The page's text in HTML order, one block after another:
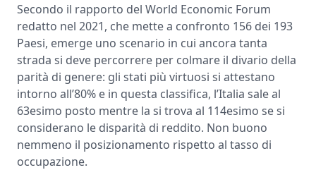
Secondo il rapporto del World Economic Forum
redatto nel 2021, che mette a confronto 156 dei 193
Paesi, emerge uno scenario in cui ancora tanta
strada si deve percorrere per colmare il divario della
parità di genere: gli stati più virtuosi si attestano
intorno all’80% e in questa classifica, l’Italia sale al
63esimo posto mentre la si trova al 114esimo se si
considerano le disparità di reddito. Non buono
nemmeno il posizionamento rispetto al tasso di
occupazione.